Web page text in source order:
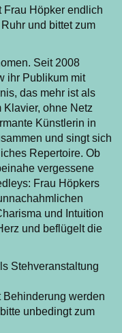
Frau Höpker endlich
und bittet zum
Seit 2008
ihr Publikum mit
das mehr ist als
Klavier, ohne Netz
Künstlerin in
und singt sich
Repertoire. Ob
vergessene
Frau Höpkers
und Intuition
und beflügelt die
Stehveranstaltung
Behinderung werden
unbedingt zum